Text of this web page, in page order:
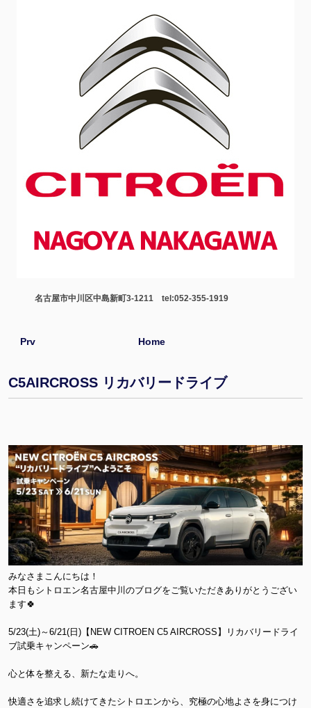
名古屋市中川区中島新町3-1211 tel:052-355-1919
Prv Home
C5AIRCROSS リカバリードライブ
みなさまこんにちは！
本日もシトロエン名古屋中川のブログをご覧いただきありがとうござい
ます🍀
5/23(土)～6/21(日)【NEW CITROEN C5 AIRCROSS】リカバリードライ
ブ試乗キャンペーン🚗
心と体を整える、新たな走りへ。
快適さを追求し続けてきたシトロエンから、究極の心地よさを身につけ